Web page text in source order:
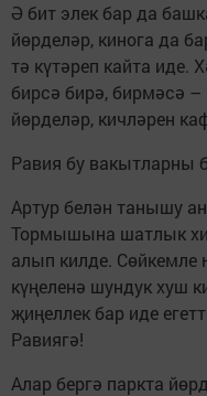
Ә бит элек бар да
йөрделәр, кинога да
тә күтәреп кайта иде.
бирсә бирә, бирмәсә –
йөрделәр, кичләрен
Равия бу вакытларны
Артур белән танышу
Тормышына шатлык
алып килде. Сөйкемле
күңеленә шундук хуш
җиңеллек бар иде
Равиягә!
Алар бергә паркта